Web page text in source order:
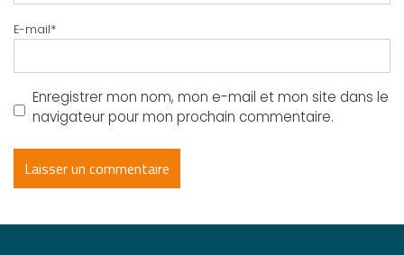
E-mail*
Enregistrer mon nom, mon e-mail et mon site dans le
navigateur pour mon prochain commentaire.